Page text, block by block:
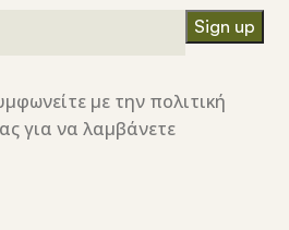
με την πολιτική
για να λαμβάνετε